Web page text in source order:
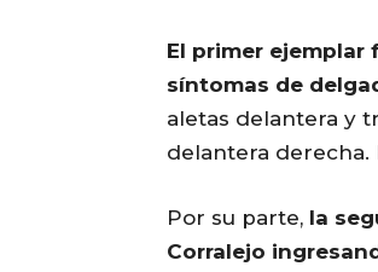
El primer ejemplar
síntomas de
aletas delantera y
delantera derecha.
Por su parte, la
Corralejo